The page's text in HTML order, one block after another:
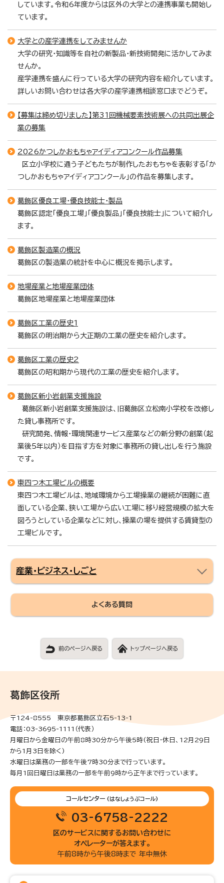
しています。令和6年度からは区外の大学との連携事業も開始し
ています。
大学との産学連携をしてみませんか
大学の研究・知識等を自社の新製品・新技術開発に活かしてみま
せんか。
産学連携を盛んに行っている大学の研究内容を紹介しています。
詳しいお問い合わせは各大学の産学連携相談窓口までどうぞ。
【募集は締め切りました】第31回機械要素技術展への共同出展企
業の募集
2026かつしかおもちゃアイディアコンクール作品募集
区立小学校に通う子どもたちが制作したおもちゃを表彰する「か
つしかおもちゃアイディアコンクール」の作品を募集します。
葛飾区優良工場・優良技能士・製品
葛飾区認定「優良工場」「優良製品」「優良技能士」について紹介し
ます。
葛飾区製造業の概況
葛飾区の製造業の統計を中心に概況を掲示します。
地場産業と地場産業団体
葛飾区地場産業と地場産業団体
葛飾区工業の歴史1
葛飾区の明治期から大正期の工業の歴史を紹介します。
葛飾区工業の歴史2
葛飾区の昭和期から現代の工業の歴史を紹介します。
葛飾区新小岩創業支援施設
葛飾区新小岩創業支援施設は、旧葛飾区立松南小学校を改修し
た貸し事務所です。
研究開発、情報・環境関連サービス産業などの新分野の創業（起
業後5年以内）を目指す方を対象に事務所の貸し出しを行う施設
です。
東四つ木工場ビルの概要
東四つ木工場ビルは、地域環境から工場操業の継続が困難に直
面している企業、狭い工場から広い工場に移り経営規模の拡大を
図ろうとしている企業などに対し、操業の場を提供する賃貸型の
工場ビルです。
産業・ビジネス・しごと
よくある質問
前のページへ戻る トップページへ戻る
葛飾区役所
〒124-8555 東京都葛飾区立石5-13-1
電話：03-3695-1111（代表）
月曜日から金曜日の午前8時30分から午後5時(祝日・休日、12月29日
から1月3日を除く)
水曜日は業務の一部を午後7時30分まで行っています。
毎月1回日曜日は業務の一部を午前9時から正午まで行っています。
コールセンター (はなしょうぶコール)
03-6758-2222
区のサービスに関するお問い合わせに
オペレーターが答えます。
午前8時から午後8時まで 年中無休